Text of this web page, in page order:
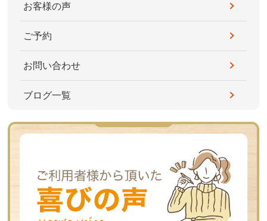
お客様の声
ご予約
お問い合わせ
ブログ一覧